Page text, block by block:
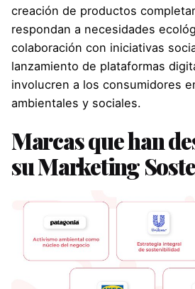
creación de productos
respondan a necesidades
colaboración con iniciativas
lanzamiento de plataformas
involucren a los consumidores
ambientales y sociales.
Marcas que han
su Marketing